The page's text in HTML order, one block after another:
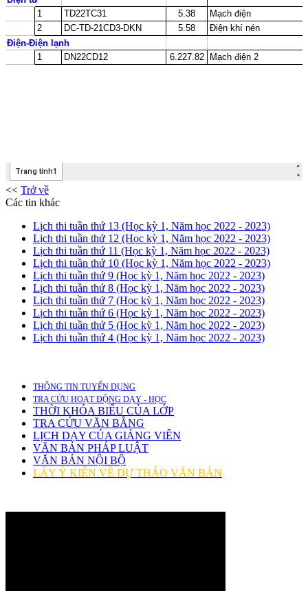
<< Trở về
Các tin khác
Lịch thi tuần thứ 13 (Học kỳ 1, Năm học 2022 - 2023)
Lịch thi tuần thứ 12 (Học kỳ 1, Năm học 2022 - 2023)
Lịch thi tuần thứ 11 (Học kỳ 1, Năm học 2022 - 2023)
Lịch thi tuần thứ 10 (Học kỳ 1, Năm học 2022 - 2023)
Lịch thi tuần thứ 9 (Học kỳ 1, Năm học 2022 - 2023)
Lịch thi tuần thứ 8 (Học kỳ 1, Năm học 2022 - 2023)
Lịch thi tuần thứ 7 (Học kỳ 1, Năm học 2022 - 2023)
Lịch thi tuần thứ 6 (Học kỳ 1, Năm học 2022 - 2023)
Lịch thi tuần thứ 5 (Học kỳ 1, Năm học 2022 - 2023)
Lịch thi tuần thứ 4 (Học kỳ 1, Năm học 2022 - 2023)
THÔNG TIN TUYỂN DỤNG
TRA CỨU HOẠT ĐỘNG DẠY - HỌC
THỜI KHÓA BIỂU CỦA LỚP
TRA CỨU VĂN BẰNG
LỊCH DẠY CỦA GIẢNG VIÊN
VĂN BẢN PHÁP LUẬT
VĂN BẢN NỘI BỘ
LẤY Ý KIẾN VỀ DỰ THẢO VĂN BẢN